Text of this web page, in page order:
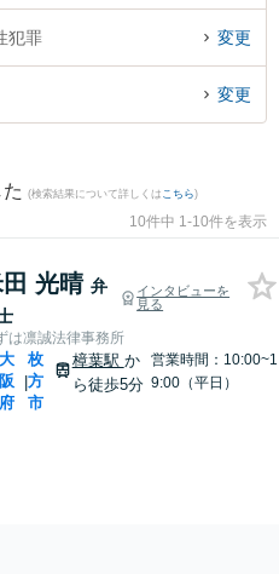
解決の実績豊富な近くの弁護士を検索
を法律相談できる枚方市内の弁護士に
さんにおすすめです。
犯罪 変更
変更
(検索結果について詳しくは こちら)
10件中 1-10件を表示
光晴 弁
インタビューを
見る
は凛誠法律事務所
大
阪
府
|
枚
方
市
樟葉駅 か
ら徒歩5分
営業時間：10:00~1
9:00（平日）